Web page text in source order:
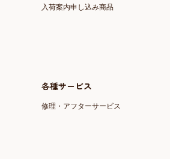
入荷案内申し込み商品
各種サービス
修理・アフターサービス